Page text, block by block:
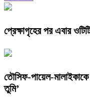
প্রেক্ষাগৃহের পর এবার
তৌসিফ-পায়েল-
তুমি’